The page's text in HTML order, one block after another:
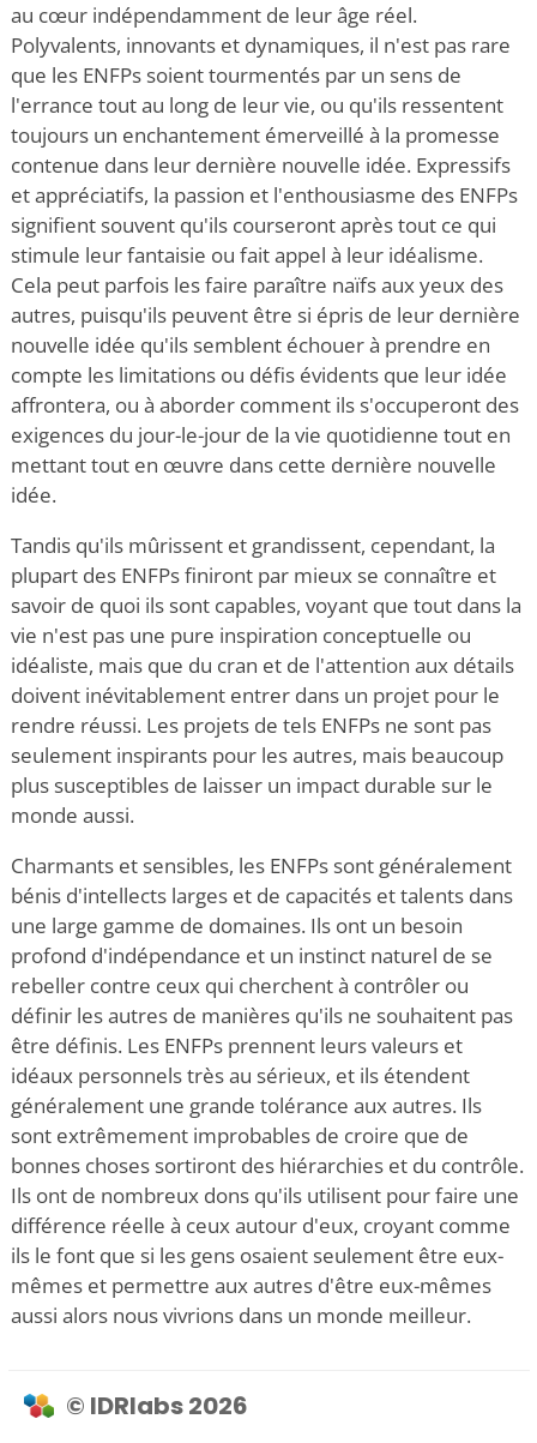
au cœur indépendamment de leur âge réel.
Polyvalents, innovants et dynamiques, il n'est pas rare
que les ENFPs soient tourmentés par un sens de
l'errance tout au long de leur vie, ou qu'ils ressentent
toujours un enchantement émerveillé à la promesse
contenue dans leur dernière nouvelle idée. Expressifs
et appréciatifs, la passion et l'enthousiasme des ENFPs
signifient souvent qu'ils courseront après tout ce qui
stimule leur fantaisie ou fait appel à leur idéalisme.
Cela peut parfois les faire paraître naïfs aux yeux des
autres, puisqu'ils peuvent être si épris de leur dernière
nouvelle idée qu'ils semblent échouer à prendre en
compte les limitations ou défis évidents que leur idée
affrontera, ou à aborder comment ils s'occuperont des
exigences du jour-le-jour de la vie quotidienne tout en
mettant tout en œuvre dans cette dernière nouvelle
idée.
Tandis qu'ils mûrissent et grandissent, cependant, la
plupart des ENFPs finiront par mieux se connaître et
savoir de quoi ils sont capables, voyant que tout dans la
vie n'est pas une pure inspiration conceptuelle ou
idéaliste, mais que du cran et de l'attention aux détails
doivent inévitablement entrer dans un projet pour le
rendre réussi. Les projets de tels ENFPs ne sont pas
seulement inspirants pour les autres, mais beaucoup
plus susceptibles de laisser un impact durable sur le
monde aussi.
Charmants et sensibles, les ENFPs sont généralement
bénis d'intellects larges et de capacités et talents dans
une large gamme de domaines. Ils ont un besoin
profond d'indépendance et un instinct naturel de se
rebeller contre ceux qui cherchent à contrôler ou
définir les autres de manières qu'ils ne souhaitent pas
être définis. Les ENFPs prennent leurs valeurs et
idéaux personnels très au sérieux, et ils étendent
généralement une grande tolérance aux autres. Ils
sont extrêmement improbables de croire que de
bonnes choses sortiront des hiérarchies et du contrôle.
Ils ont de nombreux dons qu'ils utilisent pour faire une
différence réelle à ceux autour d'eux, croyant comme
ils le font que si les gens osaient seulement être eux-
mêmes et permettre aux autres d'être eux-mêmes
aussi alors nous vivrions dans un monde meilleur.
© IDRlabs 2026